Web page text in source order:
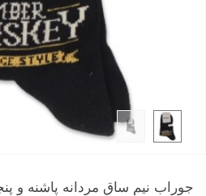
جوراب نیم ساق مردانه پاشنه و